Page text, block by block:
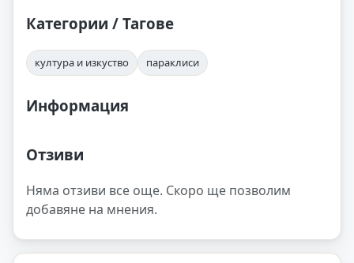
Категории / Тагове
култура и изкуство параклиси
Информация
Отзиви
Няма отзиви все още. Скоро ще позволим
добавяне на мнения.